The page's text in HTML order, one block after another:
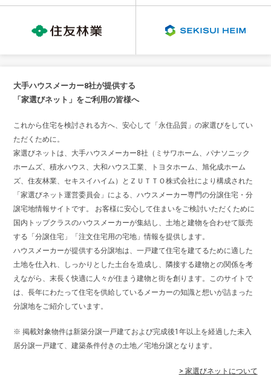
大手ハウスメーカー8社が提供する
「家選びネット」をご利用の皆様へ
これから住宅を検討される方へ、安心して「永住品質」の家選びをしてい
ただくために。
家選びネットは、大手ハウスメーカー8社（ミサワホーム、パナソニック
ホームズ、積水ハウス、大和ハウス工業、トヨタホーム、旭化成ホーム
ズ、住友林業、セキスイハイム）とＺＵＴＴＯ株式会社により構成された
「家選びネット運営委員会」による、ハウスメーカー専門の分譲住宅・分
譲宅地情報サイトです。 お客様に安心して住まいをご検討いただくために
国内トップクラスのハウスメーカーが集結し、土地と建物を合わせて販売
する「分譲住宅」「注文住宅用の宅地」情報を提供します。
ハウスメーカーが提供する分譲地は、一戸建て住宅を建てるために適した
土地を仕入れ、しっかりとした土台を造成し、隣接する建物との関係を考
えながら、末長く快適に人々が住まう建物と街を創ります。このサイトで
は、長年にわたって住宅を供給しているメーカーの知識と想いが詰まった
分譲地をご紹介しています。
※ 掲載対象物件は新築分譲一戸建ておよび完成後1年以上を経過した未入
居分譲一戸建て、建築条件付きの土地／宅地分譲となります。
> 家選びネットについて